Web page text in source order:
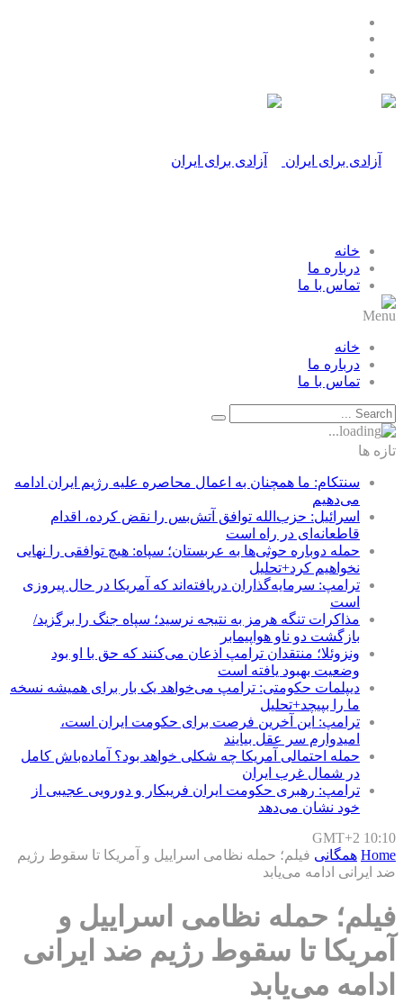
خانه
درباره ما
تماس با ما
Menu
خانه
درباره ما
تماس با ما
تازه ها
سنتکام: ما همچنان به اعمال محاصره علیه رژیم ایران ادامه
می‌دهیم
اسرائیل: حزب‌الله توافق آتش‌بس را نقض کرده، اقدام
قاطعانه‌ای در راه است
حمله دوباره حوثی‌ها به عربستان؛ سپاه: هیچ توافقی را نهایی
نخواهیم کرد+تحلیل
ترامپ: سرمایه‌گذاران دریافته‌اند که آمریکا در حال پیروزی
است
مذاکرات تنگه هرمز به نتیجه نرسید؛ سپاه جنگ را برگزید/
بازگشت دو ناو هواپیمابر
ونزوئلا؛ منتقدان ترامپ اذعان می‌کنند که حق با او بود
وضعیت بهبود یافته است
دیپلمات حکومتی: ترامپ می‌خواهد یک بار برای همیشه نسخه
ما را بپیچد+تحلیل
ترامپ: این آخرین فرصت برای حکومت ایران است،
امیدوارم سر عقل بیایند
حمله احتمالی آمریکا چه شکلی خواهد بود؟ آماده‌باش کامل
در شمال غرب ایران
ترامپ: رهبری حکومت ایران فریبکار و دورویی عجیبی از
خود نشان می‌دهد
GMT+2 10:10
Home همگانی فیلم؛ حمله نظامی اسراییل و آمریکا تا سقوط رژیم
ضد ایرانی ادامه می‌یابد
فیلم؛ حمله نظامی اسراییل و
آمریکا تا سقوط رژیم ضد ایرانی
ادامه می‌یابد